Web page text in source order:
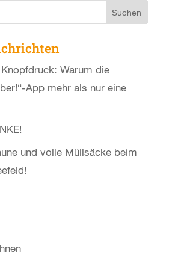
Warum die
App mehr als nur eine
und volle Müllsäcke beim